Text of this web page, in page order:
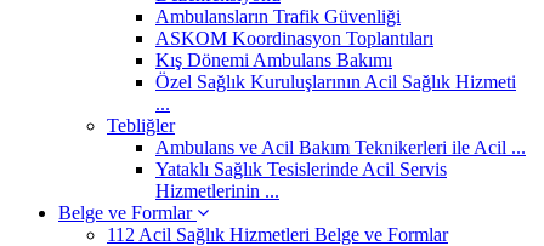
Ambulansların Trafik Güvenliği
ASKOM Koordinasyon Toplantıları
Kış Dönemi Ambulans Bakımı
Özel Sağlık Kuruluşlarının Acil Sağlık Hizmeti
...
Tebliğler
Ambulans ve Acil Bakım Teknikerleri ile Acil ...
Yataklı Sağlık Tesislerinde Acil Servis
Hizmetlerinin ...
Belge ve Formlar
112 Acil Sağlık Hizmetleri Belge ve Formlar